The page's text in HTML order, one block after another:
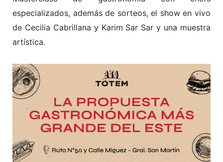
El evento propone una plataforma para
emprendedores del rubro gastronómico y
mostrar sus productos y conectarse con vecinos y
visitantes. La presencia de chocolateros de toda la
provincia resalta lariqueza y diversidad del sector,
promoviendo la innovación y la creatividad.
Chocolate entre Viñas es una experiencia sensorial
que invita a los visitantes a disfrutar de una amplia
gama de actividades, desde maridajes exquisitos